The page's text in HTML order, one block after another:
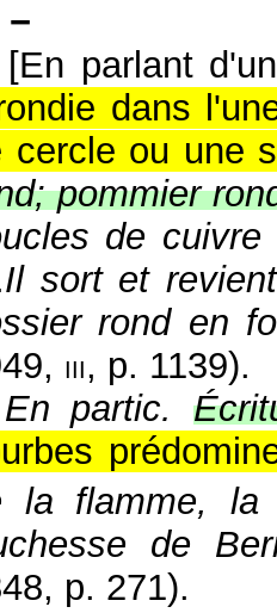
−
[En parlant
dans
cercle ou une
pommier
de cuivre
Il sort et
rond en
, iii, p. 1139).
En partic.
la flamme, la
de
, p. 271).